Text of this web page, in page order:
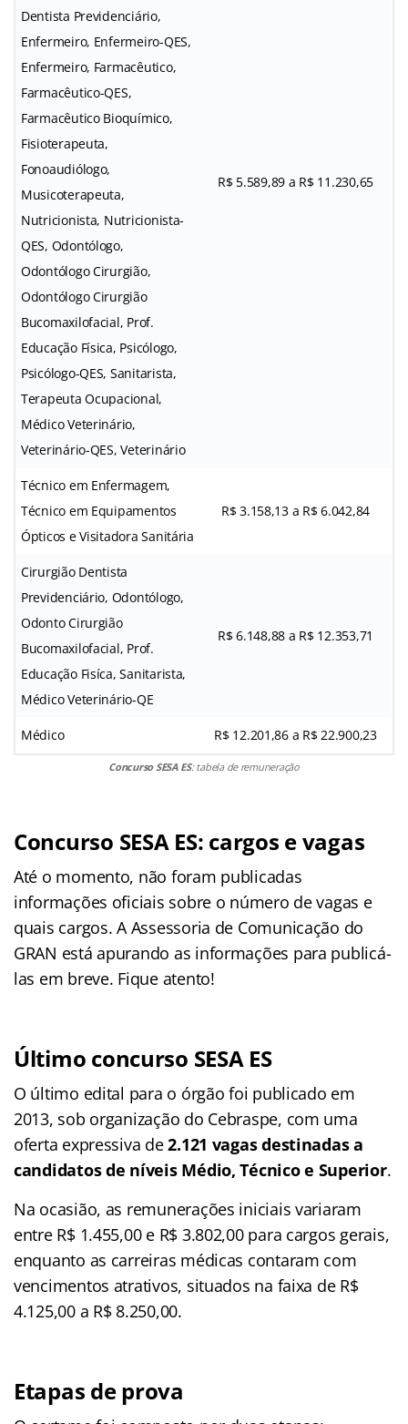
Dentista Previdenciário,
Enfermeiro, Enfermeiro-QES,
Enfermeiro, Farmacêutico,
Farmacêutico-QES,
Farmacêutico Bioquímico,
Fisioterapeuta,
Fonoaudiólogo,
Musicoterapeuta,
Nutricionista, Nutricionista-
QES, Odontólogo,
Odontólogo Cirurgião,
Odontólogo Cirurgião
Bucomaxilofacial, Prof.
Educação Física, Psicólogo,
Psicólogo-QES, Sanitarista,
Terapeuta Ocupacional,
Médico Veterinário,
Veterinário-QES, Veterinário
R$ 5.589,89 a R$ 11.230,65
Técnico em Enfermagem,
Técnico em Equipamentos
Ópticos e Visitadora Sanitária
R$ 3.158,13 a R$ 6.042,84
Cirurgião Dentista
Previdenciário, Odontólogo,
Odonto Cirurgião
Bucomaxilofacial, Prof.
Educação Fisíca, Sanitarista,
Médico Veterinário-QE
R$ 6.148,88 a R$ 12.353,71
Médico R$ 12.201,86 a R$ 22.900,23
Concurso SESA ES: tabela de remuneração
Concurso SESA ES: cargos e vagas
Até o momento, não foram publicadas
informações oficiais sobre o número de vagas e
quais cargos. A Assessoria de Comunicação do
GRAN está apurando as informações para publicá-
las em breve. Fique atento!
Último concurso SESA ES
O último edital para o órgão foi publicado em
2013, sob organização do Cebraspe, com uma
oferta expressiva de2.121 vagas destinadas a
candidatos de níveis Médio, Técnico e Superior.
Na ocasião, as remunerações iniciais variaram
entre R$ 1.455,00 e R$ 3.802,00 para cargos gerais,
enquanto as carreiras médicas contaram com
vencimentos atrativos, situados na faixa de R$
4.125,00 a R$ 8.250,00.
Etapas de prova